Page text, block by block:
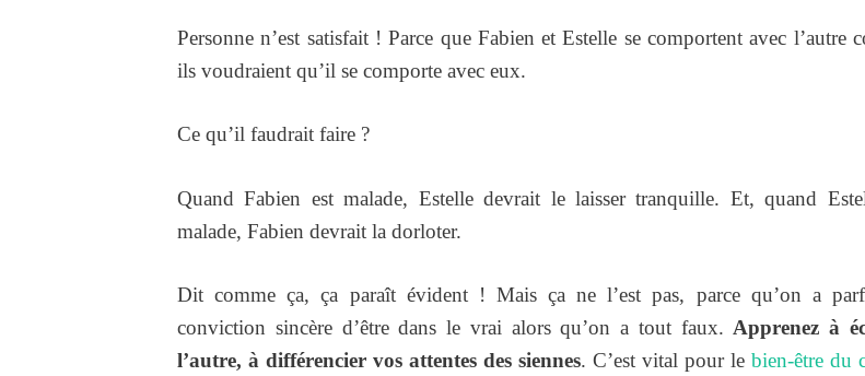
Personne n’est satisfait ! Parce que Fabien et Estelle se comportent avec l’autre
ils voudraient qu’il se comporte avec eux.
Ce qu’il faudrait faire ?
Quand Fabien est malade, Estelle devrait le laisser tranquille. Et, quand
malade, Fabien devrait la dorloter.
Dit comme ça, ça paraît évident ! Mais ça ne l’est pas, parce qu’on a
conviction sincère d’être dans le vrai alors qu’on a tout faux. Apprenez à
l’autre, à différencier vos attentes des siennes. C’est vital pour le bien-être du